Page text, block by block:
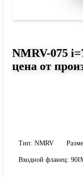
NMRV-075
цена от
Тип: NMRV
Входной фланец: